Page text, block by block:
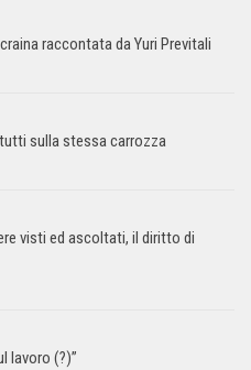
raccontata da Yuri Previtali
sulla stessa carrozza
visti ed ascoltati, il diritto di
lavoro (?)”